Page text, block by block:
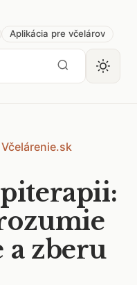
Aplikácia pre včelárov
a zberu